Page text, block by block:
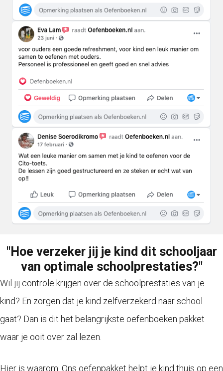
"Hoe verzeker jij je kind dit schooljaar
van optimale schoolprestaties?"
Wil jij controle krijgen over de schoolprestaties van je
kind? En zorgen dat je kind zelfverzekerd naar school
gaat? Dan is dit het belangrijkste oefenboeken pakket
waar je ooit over zal lezen.
Hier is waarom: Ons oefenpakket helpt je kind thuis op een